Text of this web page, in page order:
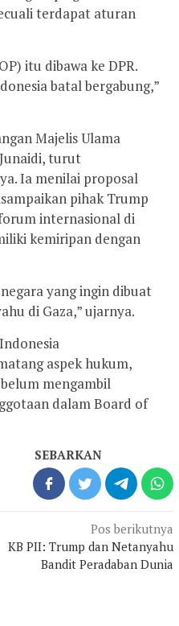
terdapat aturan
itu dibawa ke DPR.
batal bergabung,”
Majelis Ulama
turut
Ia menilai proposal
pihak Trump
internasional di
kemiripan dengan
yang ingin dibuat
di Gaza,” ujarnya.
aspek hukum,
mengambil
dalam Board of
SEBARKAN
Pos berikutnya
KB PII: Trump dan Netanyahu
Bandit Peradaban Dunia